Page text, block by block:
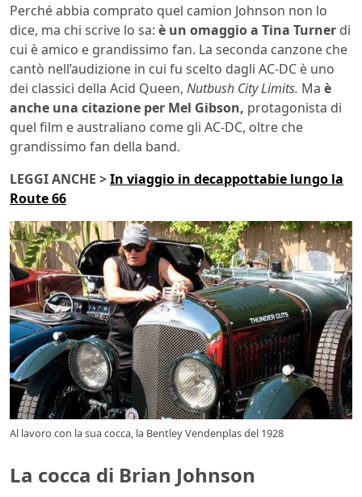
Perché abbia comprato quel camion Johnson non lo
dice, ma chi scrive lo sa: è un omaggio a Tina Turner di
cui è amico e grandissimo fan. La seconda canzone che
cantò nell’audizione in cui fu scelto dagli AC-DC è uno
dei classici della Acid Queen, Nutbush City Limits. Ma è
anche una citazione per Mel Gibson, protagonista di
quel film e australiano come gli AC-DC, oltre che
grandissimo fan della band.
LEGGI ANCHE >In viaggio in decappottabie lungo la
Route 66
Al lavoro con la sua cocca, la Bentley Vendenplas del 1928
La cocca di Brian Johnson